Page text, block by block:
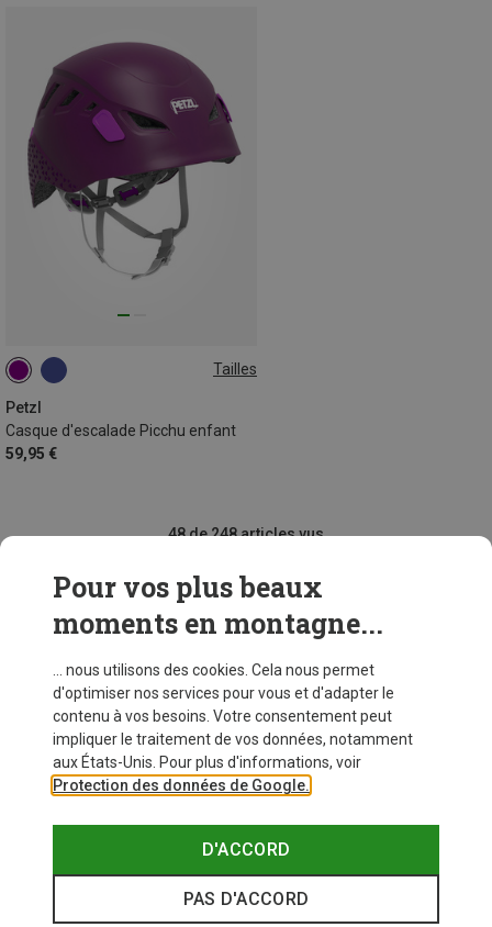
Tailles
Petzl
Casque d'escalade Picchu enfant
59,95 €
48-54CM
VOIR PLUS D'ARTICLES
48 de 248 articles vus
Similaires à ceux vus récemment
Pour vos plus beaux
moments en montagne...
... nous utilisons des cookies. Cela nous permet
d'optimiser nos services pour vous et d'adapter le
contenu à vos besoins. Votre consentement peut
impliquer le traitement de vos données, notamment
aux États-Unis. Pour plus d'informations, voir
Protection des données de Google.
D'ACCORD
PAS D'ACCORD